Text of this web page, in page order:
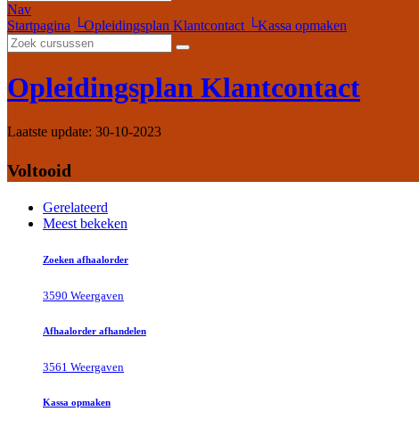
Nav
Startpagina └Opleidingsplan Klantcontact └Kassa opmaken
Opleidingsplan Klantcontact
Laatste update: 30-10-2023
Voltooid
Gerelateerd
Meest bekeken
Zoeken afhaalorder
3590 Weergaven
Afhaalorder afhandelen
3561 Weergaven
Kassa opmaken